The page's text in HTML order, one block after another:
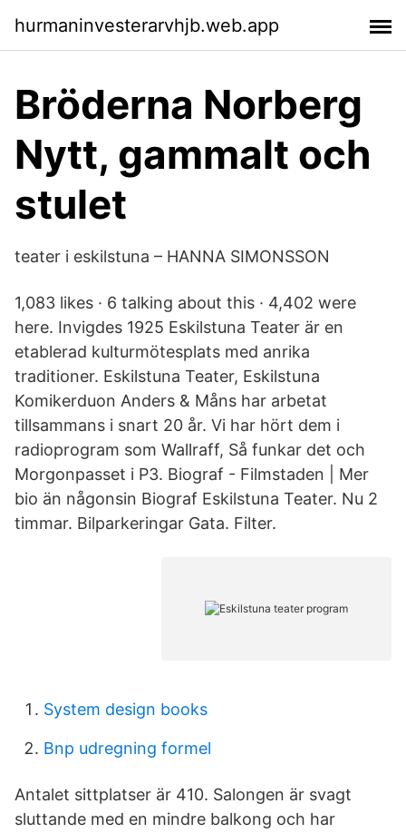
hurmaninvesterarvhjb.web.app
Bröderna Norberg
Nytt, gammalt och
stulet
teater i eskilstuna – HANNA SIMONSSON
1,083 likes · 6 talking about this · 4,402 were
here. Invigdes 1925 Eskilstuna Teater är en
etablerad kulturmötesplats med anrika
traditioner. Eskilstuna Teater, Eskilstuna
Komikerduon Anders & Måns har arbetat
tillsammans i snart 20 år. Vi har hört dem i
radioprogram som Wallraff, Så funkar det och
Morgonpasset i P3. Biograf - Filmstaden | Mer
bio än någonsin Biograf Eskilstuna Teater. Nu 2
timmar. Bilparkeringar Gata. Filter.
System design books
Bnp udregning formel
Antalet sittplatser är 410. Salongen är svagt
sluttande med en mindre balkong och har